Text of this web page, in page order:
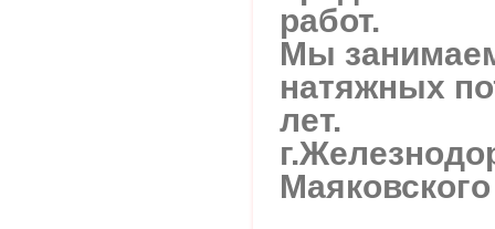
работ.
Мы
натяжных
лет.